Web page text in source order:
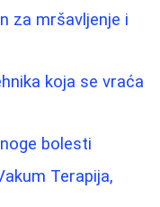
za mršavljenje i
koja se vraća
bolesti
Terapija,